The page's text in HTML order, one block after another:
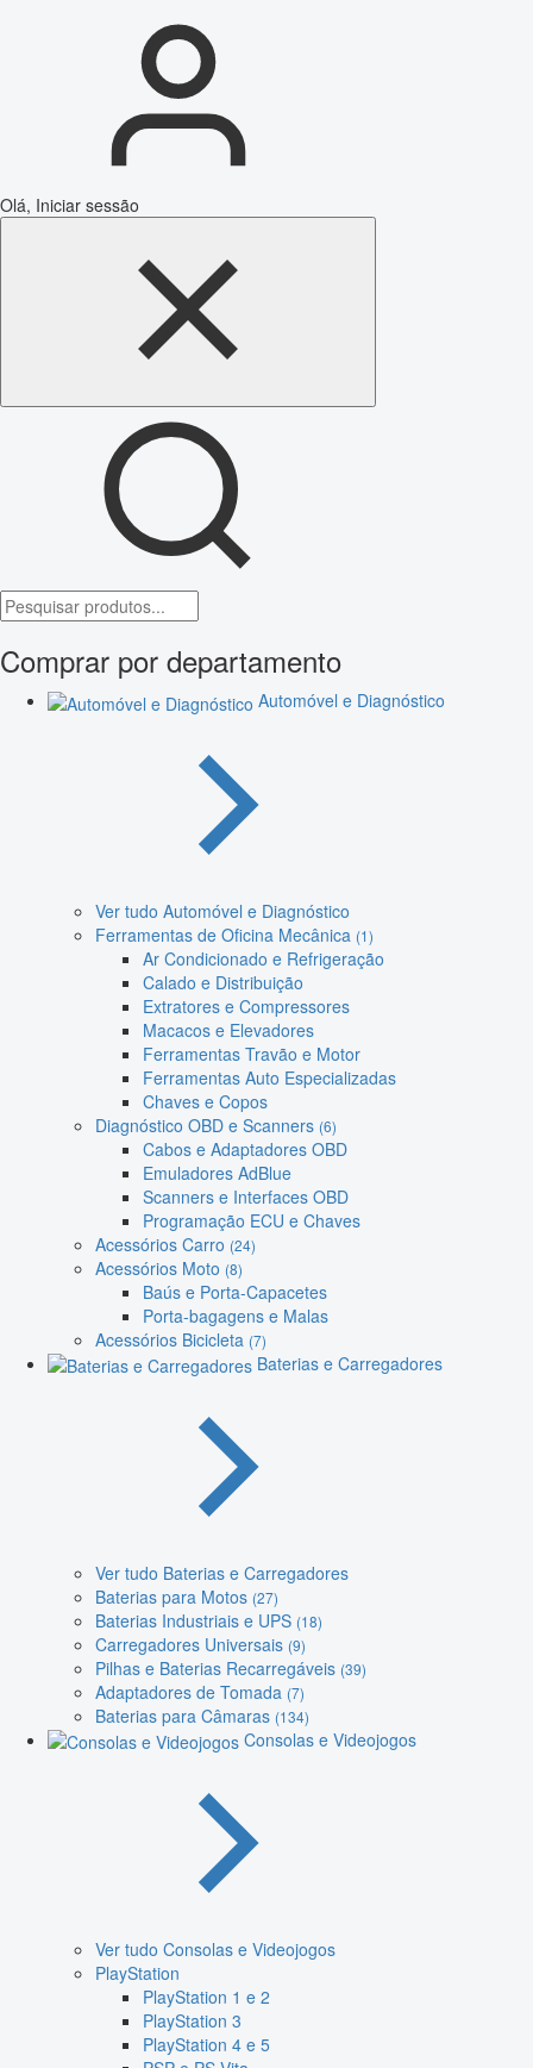
Olá, Iniciar sessão
Comprar por departamento
Automóvel e Diagnóstico
Ver tudo Automóvel e Diagnóstico
Ferramentas de Oficina Mecânica (1)
Ar Condicionado e Refrigeração
Calado e Distribuição
Extratores e Compressores
Macacos e Elevadores
Ferramentas Travão e Motor
Ferramentas Auto Especializadas
Chaves e Copos
Diagnóstico OBD e Scanners (6)
Cabos e Adaptadores OBD
Emuladores AdBlue
Scanners e Interfaces OBD
Programação ECU e Chaves
Acessórios Carro (24)
Acessórios Moto (8)
Baús e Porta-Capacetes
Porta-bagagens e Malas
Acessórios Bicicleta (7)
Baterias e Carregadores
Ver tudo Baterias e Carregadores
Baterias para Motos (27)
Baterias Industriais e UPS (18)
Carregadores Universais (9)
Pilhas e Baterias Recarregáveis (39)
Adaptadores de Tomada (7)
Baterias para Câmaras (134)
Consolas e Videojogos
Ver tudo Consolas e Videojogos
PlayStation
PlayStation 1 e 2
PlayStation 3
PlayStation 4 e 5